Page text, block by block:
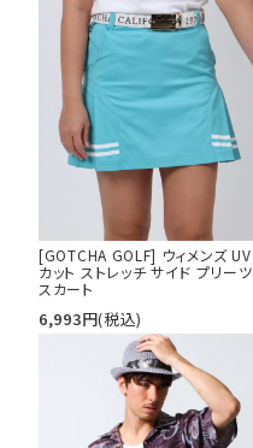
[GOTCHA GOLF] ウィメンズ UV
カット ストレッチ サイド プリーツ
スカート
6,993円(税込)